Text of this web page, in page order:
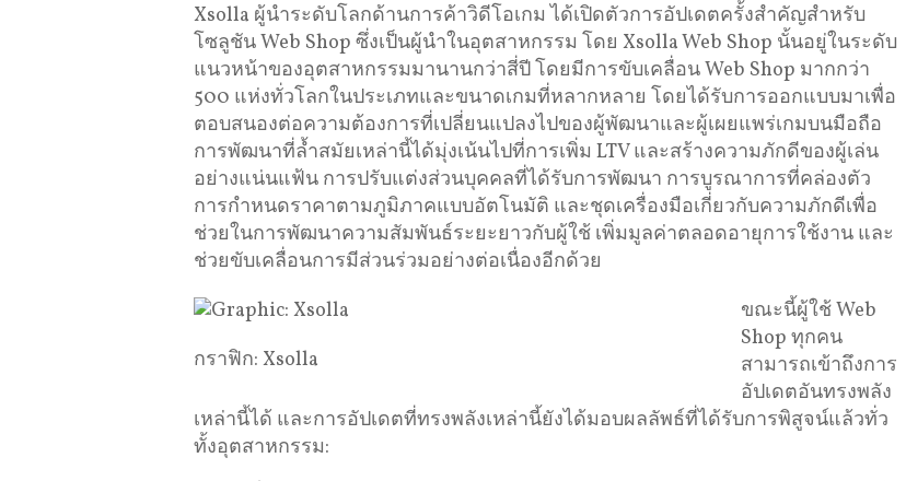
Xsolla ผู้นำระดับโลกด้านการค้าวิดีโอเกม ได้เปิดตัวการอัปเดตครั้งสำคัญสำหรับ
โซลูชัน Web Shop ซึ่งเป็นผู้นำในอุตสาหกรรม โดย Xsolla Web Shop นั้นอยู่ในระดับ
แนวหน้าของอุตสาหกรรมมานานกว่าสี่ปี โดยมีการขับเคลื่อน Web Shop มากกว่า
500 แห่งทั่วโลกในประเภทและขนาดเกมที่หลากหลาย โดยได้รับการออกแบบมาเพื่อ
ตอบสนองต่อความต้องการที่เปลี่ยนแปลงไปของผู้พัฒนาและผู้เผยแพร่เกมบนมือถือ
การพัฒนาที่ล้ำสมัยเหล่านี้ได้มุ่งเน้นไปที่การเพิ่ม LTV และสร้างความภักดีของผู้เล่น
อย่างแน่นแฟ้น การปรับแต่งส่วนบุคคลที่ได้รับการพัฒนา การบูรณาการที่คล่องตัว
การกำหนดราคาตามภูมิภาคแบบอัตโนมัติ และชุดเครื่องมือเกี่ยวกับความภักดีเพื่อ
ช่วยในการพัฒนาความสัมพันธ์ระยะยาวกับผู้ใช้ เพิ่มมูลค่าตลอดอายุการใช้งาน และ
ช่วยขับเคลื่อนการมีส่วนร่วมอย่างต่อเนื่องอีกด้วย
กราฟิก: Xsolla
ขณะนี้ผู้ใช้ Web
Shop ทุกคน
สามารถเข้าถึงการ
อัปเดตอันทรงพลัง
เหล่านี้ได้ และการอัปเดตที่ทรงพลังเหล่านี้ยังได้มอบผลลัพธ์ที่ได้รับการพิสูจน์แล้วทั่ว
ทั้งอุตสาหกรรม: